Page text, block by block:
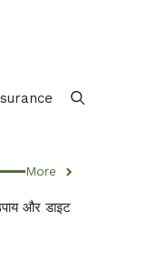
More
और डाइट